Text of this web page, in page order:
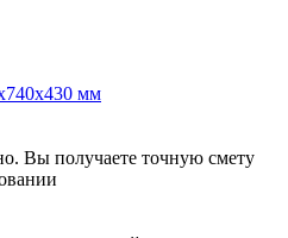
мм
Вы получаете точную смету